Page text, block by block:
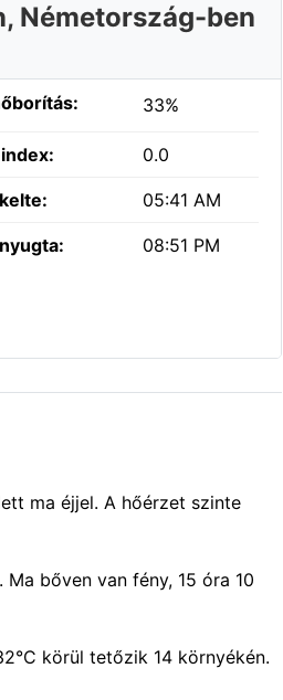
Németország-ben
33%
0.0
05:41 AM
08:51 PM
ma éjjel. A hőérzet szinte
bőven van fény, 15 óra 10
körül tetőzik 14 környékén.